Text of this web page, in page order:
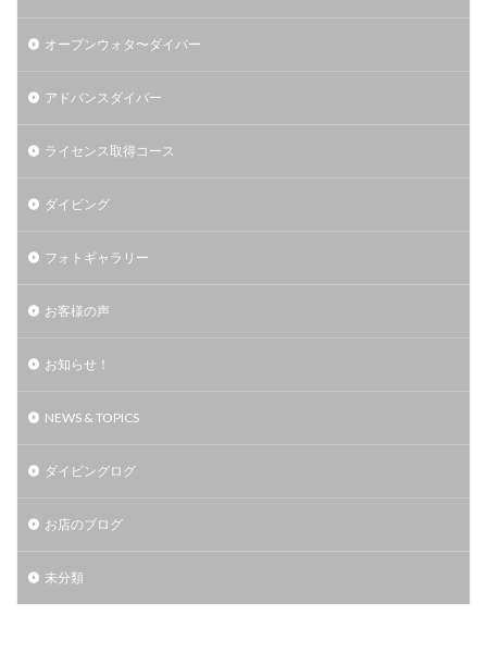
オープンウォタ〜ダイバー
アドバンスダイバー
ライセンス取得コース
ダイビング
フォトギャラリー
お客様の声
お知らせ！
NEWS & TOPICS
ダイビングログ
お店のブログ
未分類